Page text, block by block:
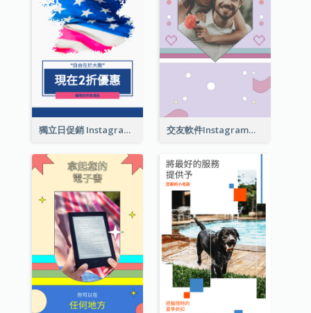
獨立日促銷 Instagram限時動態 交友軟件Instagram限時動態